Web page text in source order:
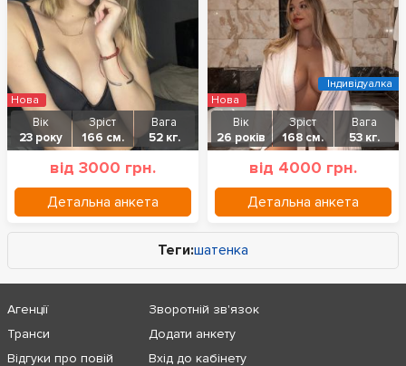
Вік
23 року
Зріст
166 см.
Вага
52 кг.
від 3000 грн.
Детальна анкета
Нова
Вік
26 років
Зріст
168 см.
Вага
53 кг.
від 4000 грн.
Детальна анкета
Нова
Індивідуалка
Теги:шатенка
Агенції
Транси
Відгуки про повій
Зворотній зв'язок
Додати анкету
Вхід до кабінету